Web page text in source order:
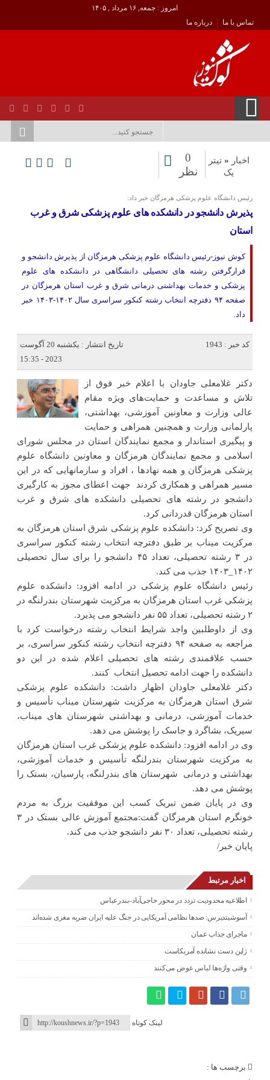
امروز : جمعه, ۱۶ مرداد , ۱۴۰۵
تماس با ما
درباره ما
اخبار « تیتر
یک
0
نظر
رئیس دانشگاه علوم پزشکی هرمزگان خبر داد:
پذیرش دانشجو در دانشکده های علوم پزشکی شرق و غرب
استان
کوش نیوز-رئیس دانشگاه علوم پزشکی هرمزگان از پذیرش دانشجو و
قرارگرفتن رشته های تحصیلی دانشگاهی در دانشکده های علوم
پزشکی و خدمات بهداشتی درمانی شرق و غرب استان هرمزگان در
صفحه ۹۴ دفترچه انتخاب رشته کنکور سراسری سال ۱۴۰۲-۱۴۰۳ خبر
داد.
کد خبر : 1943
تاریخ انتشار : یکشنبه 20 آگوست
2023 - 15:35
دکتر غلامعلی جاودان با اعلام خبر فوق از
تلاش و مساعدت و حمایت‌های ویژه مقام
عالی وزارت و معاونین آموزشی، بهداشتی،
پارلمانی وزارت و همچنین همراهی و حمایت
و پیگیری استاندار و مجمع نمایندگان استان در مجلس شورای
اسلامی و مجمع نمایندگان هرمزگان و معاونین دانشگاه علوم
پزشکی هرمزگان و همه نهادها ، افراد و سازمانهایی که در این
مسیر همراهی و همکاری کردند جهت اعطای مجوز به کارگیری
دانشجو در رشته های تحصیلی دانشکده های شرق و غرب
استان هرمزگان قدردانی کرد.
وی تصریح کرد: دانشکده علوم پزشکی شرق استان هرمزگان به
مرکزیت میناب بر طبق دفترچه انتخاب رشته کنکور سراسری
در ۳ رشته تحصیلی، تعداد ۴۵ دانشجو را برای سال تحصیلی
۱۴۰۲_۱۴۰۳ جذب می کند.
رئیس دانشگاه علوم پزشکی در ادامه افزود: دانشکده علوم
پزشکی غرب استان هرمزگان به مرکزیت شهرستان بندرلنگه در
۲ رشته تحصیلی، تعداد ۵۵ نفر دانشجو می پذیرد.
وی از داوطلبین واجد شرایط انتخاب رشته درخواست کرد با
مراجعه به صفحه ۹۴ دفترچه انتخاب رشته کنکور سراسری، بر
حسب علاقمندی رشته های تحصیلی اعلام شده در این دو
دانشکده را جهت ادامه تحصیل انتخاب کنند.
دکتر غلامعلی جاودان اظهار داشت: دانشکده علوم پزشکی
شرق استان هرمزگان به مرکزیت شهرستان میناب تأسیس و
خدمات آموزشی، درمانی و بهداشتی شهرستان های میناب،
سیریک، بشاگرد و جاسک را پوشش می دهد.
وی در ادامه افزود: دانشکده علوم پزشکی غرب استان هرمزگان
به مرکزیت شهرستان بندرلنگه تأسیس و خدمات آموزشی،
بهداشتی و درمانی شهرستان های بندرلنگه، پارسیان، بستک را
پوشش می دهد.
وی در پایان ضمن تبریک کسب این موفقیت بزرگ به مردم
خونگرم استان هرمزگان گفت:مجتمع آموزش عالی بستک در ۳
رشته تحصیلی، تعداد ۳۰ نفر دانشجو جذب می کند.
پایان خبر/
اخبار مرتبط
اطلاعیه محدودیت تردد در محور حاجی‌آباد–بندرعباس
آسوشیتدپرس: صدها نظامی آمریکایی در جنگ علیه ایران ضربه مغزی شده‌اند
ماجرای جذاب عمان
ژاپن دست نشانده آمریکاست
وقتی واژه‌ها لباس عوض می‌کنند
لینک کوتاه
برچسب ها :